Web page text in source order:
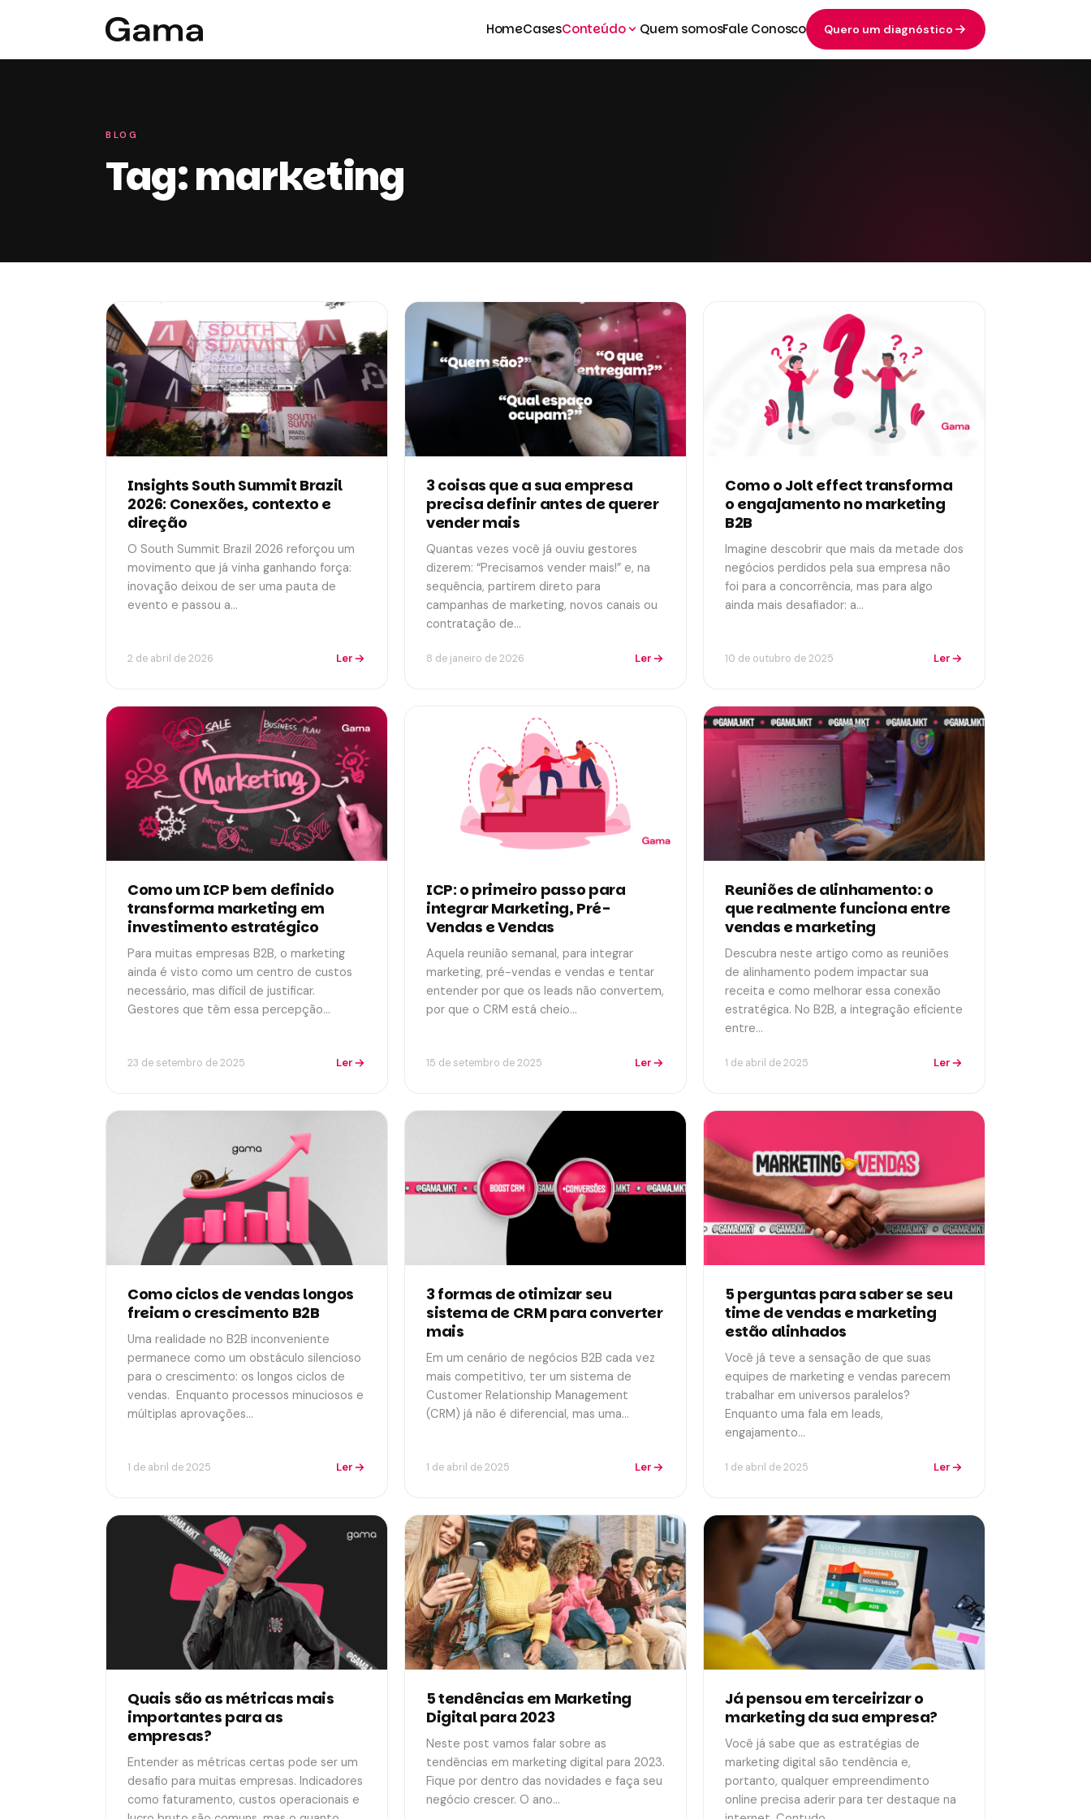
HomeCasesConteúdo Quem somosFale Conosco Quero um diagnóstico
BLOG
Tag: marketing
Insights South Summit Brazil
2026: Conexões, contexto e
direção
O South Summit Brazil 2026 reforçou um
movimento que já vinha ganhando força:
inovação deixou de ser uma pauta de
evento e passou a…
2 de abril de 2026 Ler
3 coisas que a sua empresa
precisa definir antes de querer
vender mais
Quantas vezes você já ouviu gestores
dizerem: “Precisamos vender mais!” e, na
sequência, partirem direto para
campanhas de marketing, novos canais ou
contratação de…
8 de janeiro de 2026 Ler
Como o Jolt effect transforma
o engajamento no marketing
B2B
Imagine descobrir que mais da metade dos
negócios perdidos pela sua empresa não
foi para a concorrência, mas para algo
ainda mais desafiador: a…
10 de outubro de 2025 Ler
Como um ICP bem definido
transforma marketing em
investimento estratégico
Para muitas empresas B2B, o marketing
ainda é visto como um centro de custos
necessário, mas difícil de justificar.
Gestores que têm essa percepção…
23 de setembro de 2025 Ler
ICP: o primeiro passo para
integrar Marketing, Pré-
Vendas e Vendas
Aquela reunião semanal, para integrar
marketing, pré-vendas e vendas e tentar
entender por que os leads não convertem,
por que o CRM está cheio…
15 de setembro de 2025 Ler
Reuniões de alinhamento: o
que realmente funciona entre
vendas e marketing
Descubra neste artigo como as reuniões
de alinhamento podem impactar sua
receita e como melhorar essa conexão
estratégica. No B2B, a integração eficiente
entre…
1 de abril de 2025 Ler
Como ciclos de vendas longos
freiam o crescimento B2B
Uma realidade no B2B inconveniente
permanece como um obstáculo silencioso
para o crescimento: os longos ciclos de
vendas. Enquanto processos minuciosos e
múltiplas aprovações…
1 de abril de 2025 Ler
3 formas de otimizar seu
sistema de CRM para converter
mais
Em um cenário de negócios B2B cada vez
mais competitivo, ter um sistema de
Customer Relationship Management
(CRM) já não é diferencial, mas uma…
1 de abril de 2025 Ler
5 perguntas para saber se seu
time de vendas e marketing
estão alinhados
Você já teve a sensação de que suas
equipes de marketing e vendas parecem
trabalhar em universos paralelos?
Enquanto uma fala em leads,
engajamento…
1 de abril de 2025 Ler
Quais são as métricas mais
importantes para as
empresas?
Entender as métricas certas pode ser um
desafio para muitas empresas. Indicadores
como faturamento, custos operacionais e
5 tendências em Marketing
Digital para 2023
Neste post vamos falar sobre as
tendências em marketing digital para 2023.
Fique por dentro das novidades e faça seu
negócio crescer. O ano…
Já pensou em terceirizar o
marketing da sua empresa?
Você já sabe que as estratégias de
marketing digital são tendência e,
portanto, qualquer empreendimento
online precisa aderir para ter destaque na